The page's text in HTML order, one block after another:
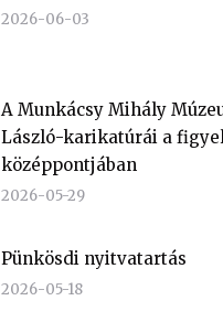
2026-06-03
A Munkácsy Mihály
László-karikatúrái a
középpontjában
2026-05-29
Pünkösdi nyitvatartás
2026-05-18